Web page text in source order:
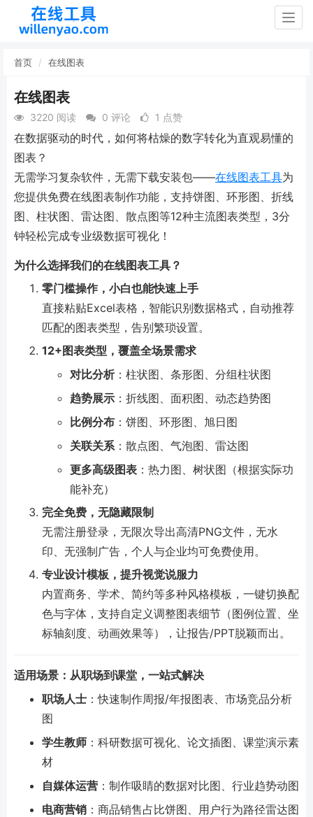
首页 在线图表
在线图表
3220 阅读 0 评论 1 点赞
在数据驱动的时代，如何将枯燥的数字转化为直观易懂的
图表？
无需学习复杂软件，无需下载安装包——在线图表工具为
您提供免费在线图表制作功能，支持饼图、环形图、折线
图、柱状图、雷达图、散点图等12种主流图表类型，3分
钟轻松完成专业级数据可视化！
为什么选择我们的在线图表工具？
零门槛操作，小白也能快速上手
直接粘贴Excel表格，智能识别数据格式，自动推荐
匹配的图表类型，告别繁琐设置。
12+图表类型，覆盖全场景需求
对比分析：柱状图、条形图、分组柱状图
趋势展示 ：折线图、面积图、动态趋势图
比例分布 ：饼图、环形图、旭日图
关联关系：散点图、气泡图、雷达图
更多高级图表 ：热力图、树状图（根据实际功
能补充）
完全免费，无隐藏限制
无需注册登录，无限次导出高清PNG文件，无水
印、无强制广告，个人与企业均可免费使用。
专业设计模板，提升视觉说服力
内置商务、学术、简约等多种风格模板，一键切换配
色与字体，支持自定义调整图表细节（图例位置、坐
标轴刻度、动画效果等），让报告/PPT脱颖而出。
适用场景：从职场到课堂，一站式解决
职场人士 ：快速制作周报/年报图表、市场竞品分析
图
学生教师 ：科研数据可视化、论文插图、课堂演示素
材
自媒体运营 ：制作吸睛的数据对比图、行业趋势动图
电商营销 ：商品销售占比饼图、用户行为路径雷达图